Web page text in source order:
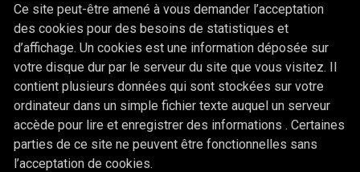
Ce site peut-être amené à vous demander l’acceptation
des cookies pour des besoins de statistiques et
d’affichage. Un cookies est une information déposée sur
votre disque dur par le serveur du site que vous visitez. Il
contient plusieurs données qui sont stockées sur votre
ordinateur dans un simple fichier texte auquel un serveur
accède pour lire et enregistrer des informations . Certaines
parties de ce site ne peuvent être fonctionnelles sans
l’acceptation de cookies.